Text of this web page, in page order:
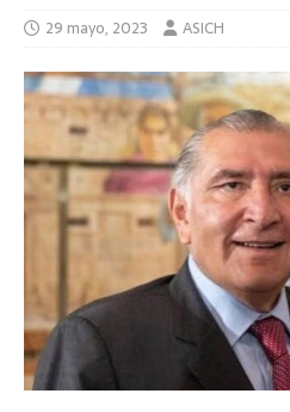
29 mayo, 2023 ASICH